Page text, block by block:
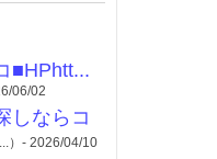
■HPhtt...
06/02
しならコ
）- 2026/04/10